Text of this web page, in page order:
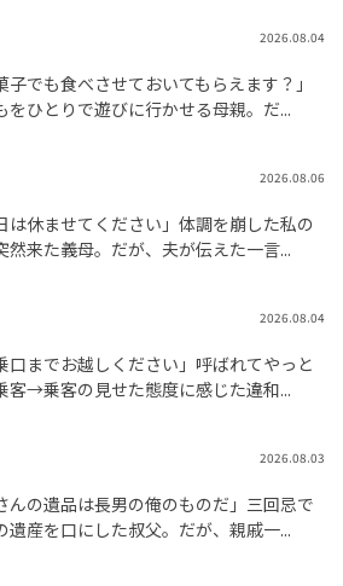
2026.08.04
子でも食べさせておいてもらえます？」
をひとりで遊びに行かせる母親。だ...
2026.08.06
は休ませてください」体調を崩した私の
然来た義母。だが、夫が伝えた一言...
2026.08.04
口までお越しください」呼ばれてやっと
客→乗客の見せた態度に感じた違和...
2026.08.03
んの遺品は長男の俺のものだ」三回忌で
遺産を口にした叔父。だが、親戚一...